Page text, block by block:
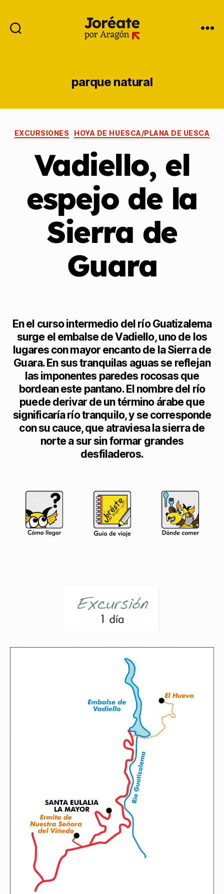
parque natural
EXCURSIONES HOYA DE HUESCA/PLANA DE UESCA
Vadiello, el
espejo de la
Sierra de
Guara
En el curso intermedio del río Guatizalema
surge el embalse de Vadiello, uno de los
lugares con mayor encanto de la Sierra de
Guara. En sus tranquilas aguas se reflejan
las imponentes paredes rocosas que
bordean este pantano. El nombre del río
puede derivar de un término árabe que
significaría río tranquilo, y se corresponde
con su cauce, que atraviesa la sierra de
norte a sur sin formar grandes
desfiladeros.